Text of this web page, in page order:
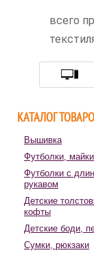
всего
КАТАЛОГ
Вышивка
Футболки, майки
Футболки с
рукавом
Детские
кофты
Детские боди,
Сумки, рюкзаки